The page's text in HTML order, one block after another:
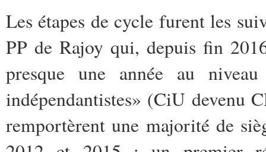
Les étapes decycle furent les
PP de Rajoy qui, depuis fin
presque une année au
indépendantistes» (CiU devenu
remportèrent une majorité de